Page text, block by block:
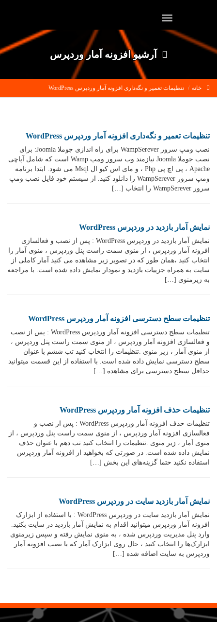
Toggle
navigation
آرشیو افزونه آمار وردپرس
خانه تنظیمات تعمیر و نگه‌داری افزونه آمار وردپرس WordPress
تنظیمات تعمیر و نگه‌داری افزونه آمار وردپرس WordPress
نصب ومپ سرور WampSerever برای راه اندازی جوملا Joomla: برای
نصب جوملا Joomla نیازمند وب سرور ومپ Wamp است که شامل آپاچی
Apache ، پی اچ پی Php ، و مای اس کیو ال Msql می شود. ابتدا برنامه
ومپ سرور WampSerever را دانلود کنید. از سیستم خود فایل نصب ومپ
سرور WampSerever را انتخاب […]
نمایش آمار بازدید در وردپرس WordPress
نمایش آمار بازدید در وردپرس WordPress : پس از نصب و فعالسازی
افزونه آمار وردپرس ، از منوی سمت راست پنل وردپرس ، منوی آمار را
انتخاب کنید ،همان طور که در تصویر زیر مشاهده می کنید آمار کاملی از
سایت به همراه جزییات بازدید و نمودار نمایش داده شده است. با مراجعه
به زیرمنوی […]
تنظیمات سطح دسترسی افزونه آمار وردپرس WordPress
تنظیمات سطح دسترسی افزونه آمار وردپرس WordPress : پس از نصب
و فعالسازی افزونه آمار وردپرس ، از منوی سمت راست پنل وردپرس ،
از منوی آمار ، زیر منوی .تنظیمات را انتخاب کنید تب ششم با عنوان
سطح دسترسی نمایش داده شده است. با استفاده از این قسمت میتوانید
حداقل سطح دسترسی برای مشاهده […]
تنظیمات حذف افزونه آمار وردپرس WordPress
تنظیمات حذف افزونه آمار وردپرس WordPress : پس از نصب و
فعالسازی افزونه آمار وردپرس ، از منوی سمت راست پنل وردپرس ، از
منوی آمار ، زیر منوی .تنظیمات را انتخاب کنید تب دهم با عنوان حذف
نمایش داده شده است. در صورتی که بخواهید از افزونه آمار وردپرس
استفاده نکنید حتما گزینه‌های این بخش […]
نمایش آمار بازدید سایت در وردپرس WordPress
نمایش آمار بازدید سایت در وردپرس WordPress : با استفاده از ابزارک
افزونه آمار وردپرس میتوانید اقدام به نمایش آمار بازدید در سایت بکنید.
وارد پنل مدیریت وردپرس شده ، به منوی نمایش رفته و سپس زیرمنوی
ابزارک‌ها را انتخاب کنید ، حال روی ابزارک آمار که با نصب افزونه آمار
وردپرس به سایت اضافه شده […]